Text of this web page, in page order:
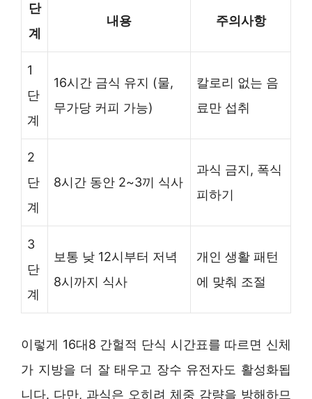
단
계
내용 주의사항
1
단
계
16시간 금식 유지 (물,
무가당 커피 가능)
칼로리 없는 음
료만 섭취
2
단
계
8시간 동안 2~3끼 식사
과식 금지, 폭식
피하기
3
단
계
보통 낮 12시부터 저녁
8시까지 식사
개인 생활 패턴
에 맞춰 조절
이렇게 16대8 간헐적 단식 시간표를 따르면 신체
가 지방을 더 잘 태우고 장수 유전자도 활성화됩
니다. 다만, 과식은 오히려 체중 감량을 방해하므